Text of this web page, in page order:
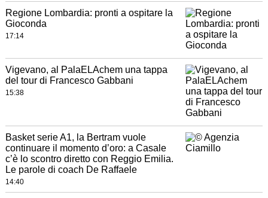
Regione Lombardia: pronti a ospitare la
Gioconda
17:14
Vigevano, al PalaELAchem una tappa
del tour di Francesco Gabbani
15:38
Basket serie A1, la Bertram vuole
continuare il momento d’oro: a Casale
c’è lo scontro diretto con Reggio Emilia.
Le parole di coach De Raffaele
14:40